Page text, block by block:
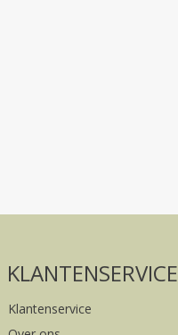
KLANTENSERVICE
Klantenservice